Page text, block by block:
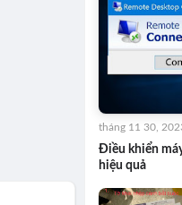
Điều khiển
hiệu quả
tháng 11 30,